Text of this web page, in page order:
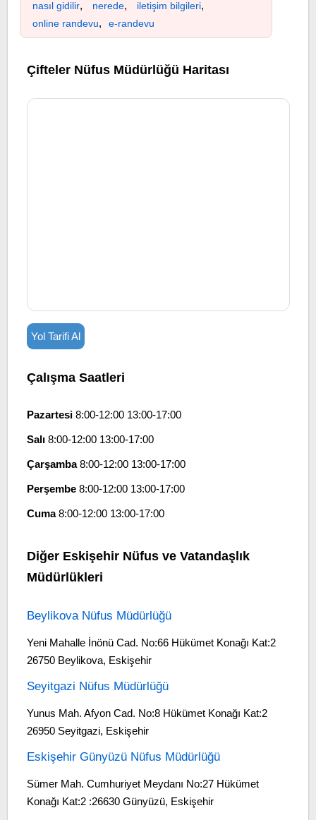
nasıl gidilir, nerede, iletişim bilgileri,
online randevu, e-randevu
Çifteler Nüfus Müdürlüğü Haritası
Yol Tarifi Al
Çalışma Saatleri
Pazartesi8:00-12:00 13:00-17:00
Salı8:00-12:00 13:00-17:00
Çarşamba8:00-12:00 13:00-17:00
Perşembe8:00-12:00 13:00-17:00
Cuma8:00-12:00 13:00-17:00
Diğer Eskişehir Nüfus ve Vatandaşlık
Müdürlükleri
Beylikova Nüfus Müdürlüğü
Yeni Mahalle İnönü Cad. No:66 Hükümet Konağı Kat:2
26750 Beylikova, Eskişehir
Seyitgazi Nüfus Müdürlüğü
Yunus Mah. Afyon Cad. No:8 Hükümet Konağı Kat:2
26950 Seyitgazi, Eskişehir
Eskişehir Günyüzü Nüfus Müdürlüğü
Sümer Mah. Cumhuriyet Meydanı No:27 Hükümet
Konağı Kat:2 :26630 Günyüzü, Eskişehir